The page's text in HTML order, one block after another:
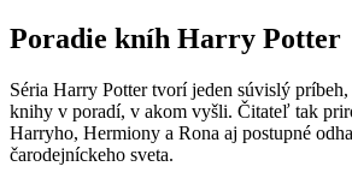
Poradie kníh Harry Potter
Séria Harry Potter tvorí jeden súvislý
knihy v poradí, v akom vyšli. Čitateľ tak
Harryho, Hermiony a Rona aj postupné
čarodejníckeho sveta.